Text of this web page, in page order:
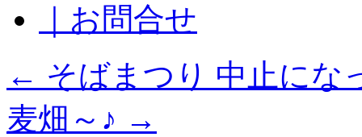
｜お問合せ
← そばまつり 中止にな
麦畑～♪ →